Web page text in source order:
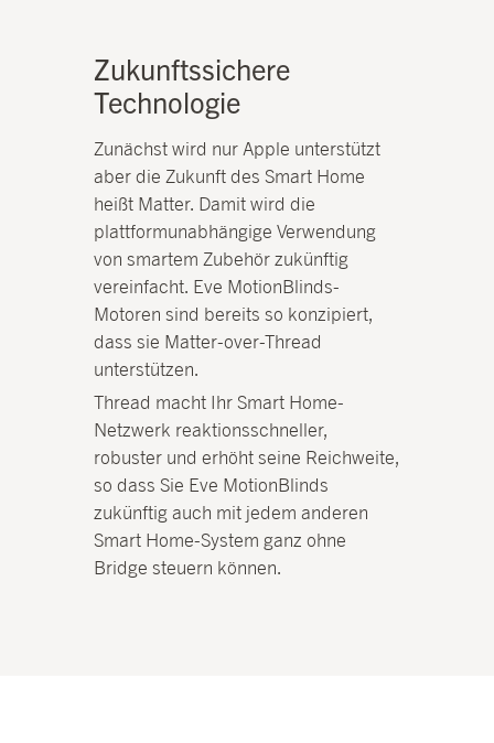
Zukunftssichere
Technologie
Zunächst wird nur Apple unterstützt
aber die Zukunft des Smart Home
heißt Matter. Damit wird die
plattformunabhängige Verwendung
von smartem Zubehör zukünftig
vereinfacht. Eve MotionBlinds-
Motoren sind bereits so konzipiert,
dass sie Matter-over-Thread
unterstützen.
Thread macht Ihr Smart Home-
Netzwerk reaktionsschneller,
robuster und erhöht seine Reichweite,
so dass Sie Eve MotionBlinds
zukünftig auch mit jedem anderen
Smart Home-System ganz ohne
Bridge steuern können.